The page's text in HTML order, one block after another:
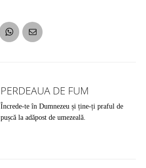
PERDEAUA DE FUM
Încrede-te în Dumnezeu și ține-ți praful de
pușcă la adăpost de umezeală.